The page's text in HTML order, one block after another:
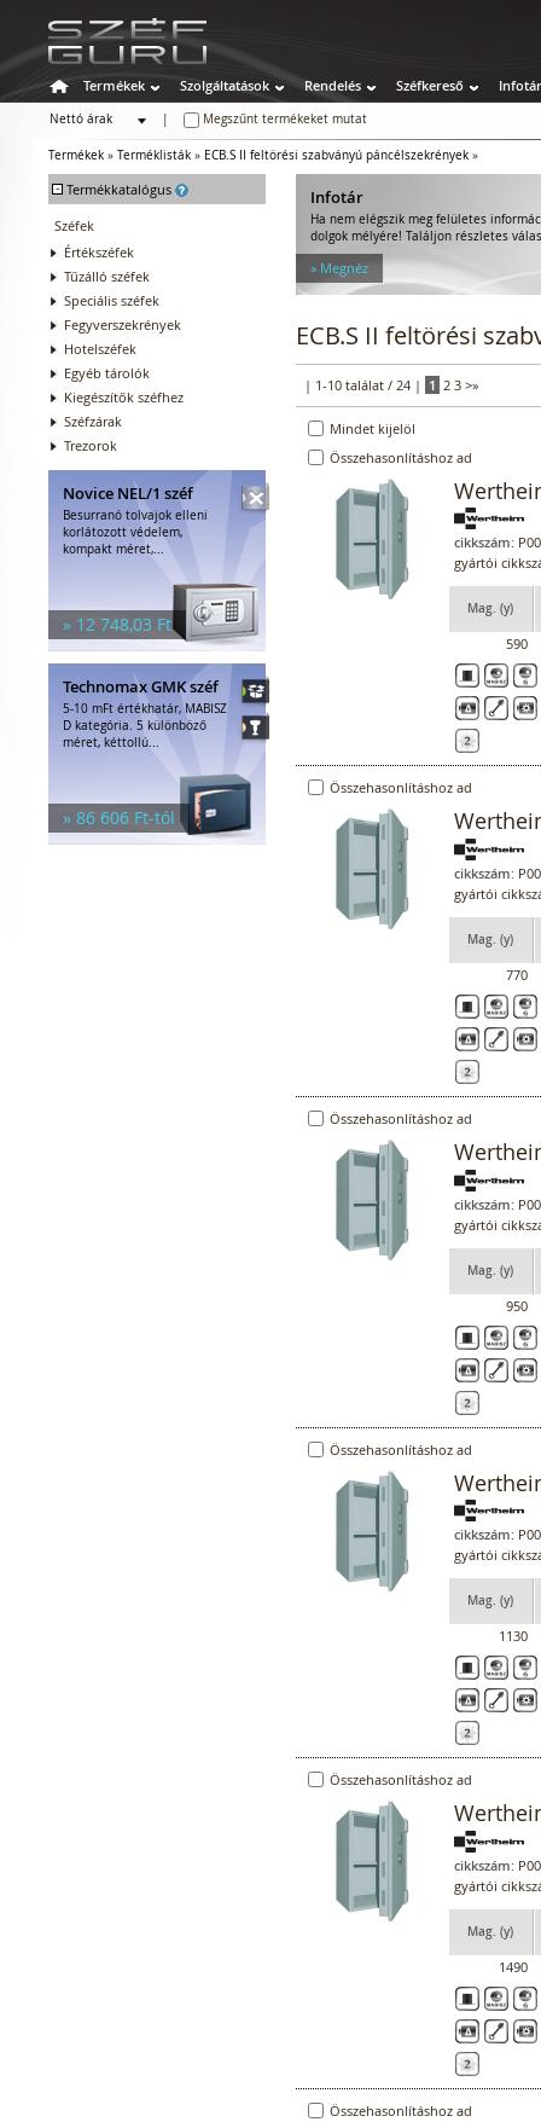
Termékek Szolgáltatások Rendelés Széfkereső Infotár
Nettó árak
Megszűnt termékeket mutat
Termékek » Terméklisták » ECB.S II feltörési szabványú páncélszekrények »
- Termékkatalógus
Széfek
Értékszéfek
Tűzálló széfek
Speciális széfek
Fegyverszekrények
Hotelszéfek
Egyéb tárolók
Kiegészítők széfhez
Széfzárak
Trezorok
Novice NEL/1 széf
Besurranó tolvajok elleni
korlátozott védelem,
kompakt méret,...
» 12 748,03 Ft
Technomax GMK széf
5-10 mFt értékhatár, MABISZ
D kategória. 5 különböző
méret, kéttollú...
» 86 606 Ft-tól
Infotár
Ha nem elégszik meg felületes
dolgok mélyére! Találjon részletes
» Megnéz
ECB.S II feltörési
| 1-10 találat / 24 | 1 2 3 >»
Mindet kijelöl
Összehasonlításhoz ad
cikkszám:
gyártói
Mag. (y)
590
Összehasonlításhoz ad
cikkszám:
gyártói
Mag. (y)
770
Összehasonlításhoz ad
cikkszám:
gyártói
Mag. (y)
950
Összehasonlításhoz ad
cikkszám:
gyártói
Mag. (y)
1130
Összehasonlításhoz ad
cikkszám:
gyártói
Mag. (y)
1490
Összehasonlításhoz ad